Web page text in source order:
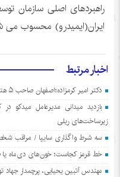
راهبردهای اصلی سازمان
ایران(ایمیدرو) محسوب می
اخبار مرتبط
دکتر امیر کرمزاده؛اصفهان صاحب ۵ هتل پنج‌ستاره می‌شود
بازدید میدانی مدیرعامل میدکو
زیرساخت‌های ریلی
سه شرط واگذاری سایپا / مراقب
خط قرمز کجاست؛ خون‌های دی‌ماه یا
مهندس آتبین یحیایی، پرچمدار جهاد